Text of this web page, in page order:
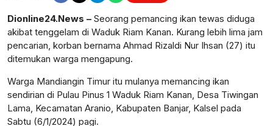
Dionline24.News – Seorang pemancing ikan tewas diduga
akibat tenggelam di Waduk Riam Kanan. Kurang lebih lima jam
pencarian, korban bernama Ahmad Rizaldi Nur Ihsan (27) itu
ditemukan warga mengapung.
Warga Mandiangin Timur itu mulanya memancing ikan
sendirian di Pulau Pinus 1 Waduk Riam Kanan, Desa Tiwingan
Lama, Kecamatan Aranio, Kabupaten Banjar, Kalsel pada
Sabtu (6/1/2024) pagi.